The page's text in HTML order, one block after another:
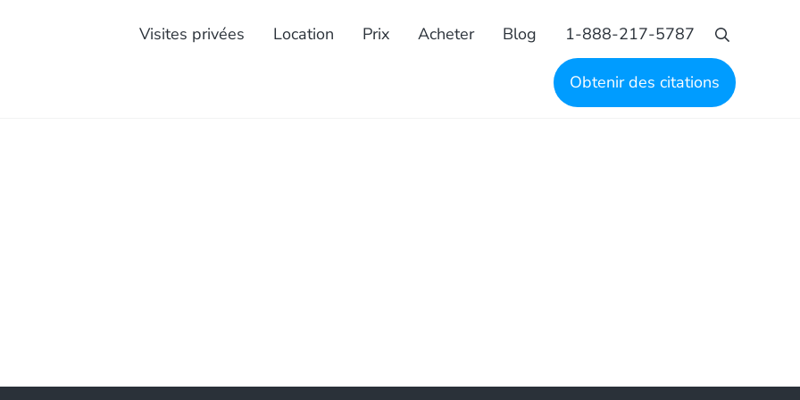
Visites privées Location Prix Acheter Blog 1-888-217-5787
Recherche
Obtenir des citations